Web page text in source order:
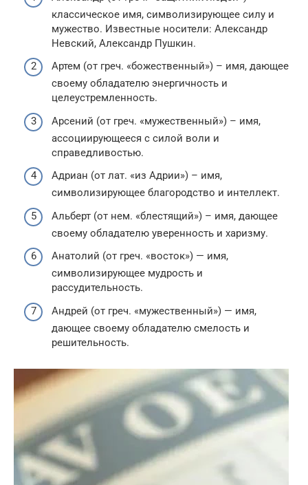
классическое имя, символизирующее силу и
мужество. Известные носители: Александр
Невский, Александр Пушкин.
Артем (от греч. «божественный») – имя, дающее
своему обладателю энергичность и
целеустремленность.
Арсений (от греч. «мужественный») – имя,
ассоциирующееся с силой воли и
справедливостью.
Адриан (от лат. «из Адрии») – имя,
символизирующее благородство и интеллект.
Альберт (от нем. «блестящий») – имя, дающее
своему обладателю уверенность и харизму.
Анатолий (от греч. «восток») — имя,
символизирующее мудрость и
рассудительность.
Андрей (от греч. «мужественный») — имя,
дающее своему обладателю смелость и
решительность.